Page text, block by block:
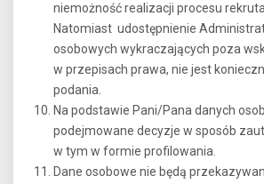
niemożność realizacji procesu
Natomiast udostępnienie
osobowych wykraczających poza
w przepisach prawa, nie jest
podania.
Na podstawie Pani/Pana danych
podejmowane decyzje w sposób
w tym w formie profilowania.
Dane osobowe nie będą